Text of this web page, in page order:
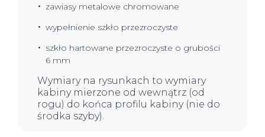
zawiasy metalowe chromowane
wypełnienie szkło przezroczyste
szkło hartowane przezroczyste o grubości
6 mm
Wymiary na rysunkach to wymiary
kabiny mierzone od wewnątrz (od
rogu) do końca profilu kabiny (nie do
środka szyby).